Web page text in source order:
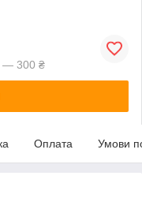
— 300 ₴
Оплата Умови